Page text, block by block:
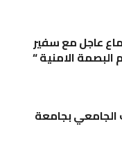
عاجل مع سفير
الامنية “
الجامعي بجامعة